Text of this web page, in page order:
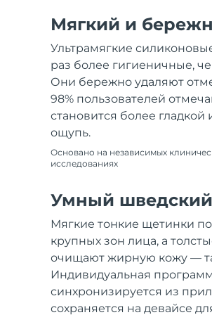
Мягкий и
Ультрамягкие
раз более гигиеничные,
Они бережно удаляют
98% пользователей
становится более гладкой
ощупь.
Основано на независимых
исследованиях
Умный
Мягкие тонкие щетинки
крупных зон лица, а
очищают жирную кожу —
Индивидуальная
синхронизируется из
сохраняется на девайсе